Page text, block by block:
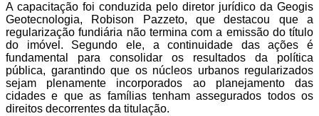
A capacitação foi conduzida pelo diretor jurídico da Geogis
Geotecnologia, Robison Pazzeto, que destacou que a
regularização fundiária não termina com a emissão do título
do imóvel. Segundo ele, a continuidade das ações é
fundamental para consolidar os resultados da política
pública, garantindo que os núcleos urbanos regularizados
sejam plenamente incorporados ao planejamento das
cidades e que as famílias tenham assegurados todos os
direitos decorrentes da titulação.